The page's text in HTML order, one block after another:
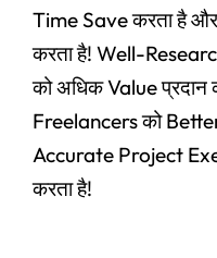
Time Save करता है
करता है! Well-
को अधिक Value
Freelancers को
Accurate Project
करता है!